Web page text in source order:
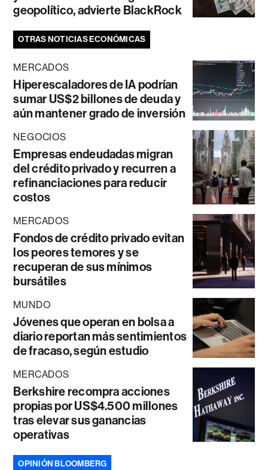
geopolítico, advierte BlackRock
OTRAS NOTICIAS ECONÓMICAS
MERCADOS
Hiperescaladores de IA podrían
sumar US$2 billones de deuda y
aún mantener grado de inversión
NEGOCIOS
Empresas endeudadas migran
del crédito privado y recurren a
refinanciaciones para reducir
costos
MERCADOS
Fondos de crédito privado evitan
los peores temores y se
recuperan de sus mínimos
bursátiles
MUNDO
Jóvenes que operan en bolsa a
diario reportan más sentimientos
de fracaso, según estudio
MERCADOS
Berkshire recompra acciones
propias por US$4.500 millones
tras elevar sus ganancias
operativas
OPINIÓN BLOOMBERG